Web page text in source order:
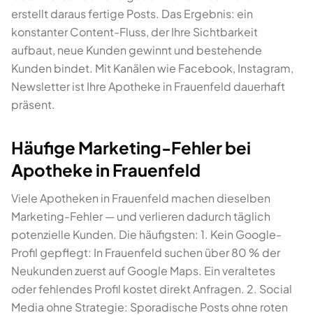
erstellt daraus fertige Posts. Das Ergebnis: ein
konstanter Content-Fluss, der Ihre Sichtbarkeit
aufbaut, neue Kunden gewinnt und bestehende
Kunden bindet. Mit Kanälen wie Facebook, Instagram,
Newsletter ist Ihre Apotheke in Frauenfeld dauerhaft
präsent.
Häufige Marketing-Fehler bei
Apotheke in Frauenfeld
Viele Apotheken in Frauenfeld machen dieselben
Marketing-Fehler — und verlieren dadurch täglich
potenzielle Kunden. Die häufigsten: 1. Kein Google-
Profil gepflegt: In Frauenfeld suchen über 80 % der
Neukunden zuerst auf Google Maps. Ein veraltetes
oder fehlendes Profil kostet direkt Anfragen. 2. Social
Media ohne Strategie: Sporadische Posts ohne roten